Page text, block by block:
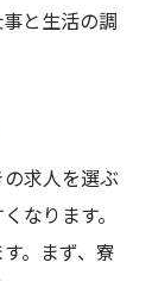
と生活の調
求人を選ぶ
なります。
。まず、寮